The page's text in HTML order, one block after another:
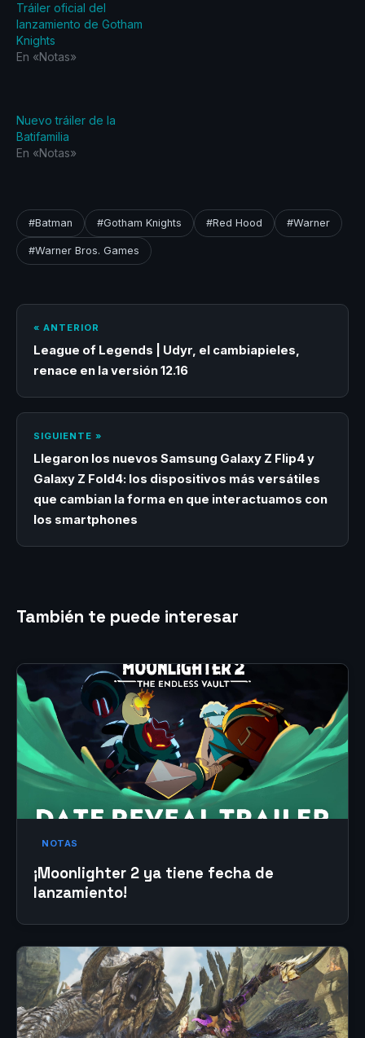
Tráiler oficial del
lanzamiento de Gotham
Knights
En «Notas»
Nuevo tráiler de la
Batifamilia
En «Notas»
#Batman #Gotham Knights #Red Hood #Warner
#Warner Bros. Games
« ANTERIOR
League of Legends | Udyr, el cambiapieles,
renace en la versión 12.16
SIGUIENTE »
Llegaron los nuevos Samsung Galaxy Z Flip4 y
Galaxy Z Fold4: los dispositivos más versátiles
que cambian la forma en que interactuamos con
los smartphones
También te puede interesar
NOTAS
¡Moonlighter 2 ya tiene fecha de
lanzamiento!